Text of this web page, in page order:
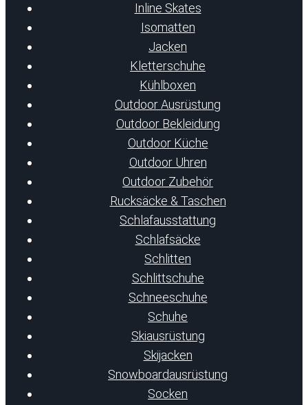
Inline Skates
Isomatten
Jacken
Kletterschuhe
Kühlboxen
Outdoor Ausrüstung
Outdoor Bekleidung
Outdoor Küche
Outdoor Uhren
Outdoor Zubehör
Rucksäcke & Taschen
Schlafausstattung
Schlafsäcke
Schlitten
Schlittschuhe
Schneeschuhe
Schuhe
Skiausrüstung
Skijacken
Snowboardausrüstung
Socken